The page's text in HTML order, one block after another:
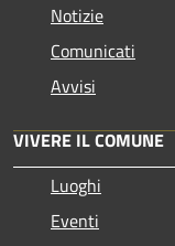
Notizie
Comunicati
Avvisi
VIVERE IL COMUNE
Luoghi
Eventi